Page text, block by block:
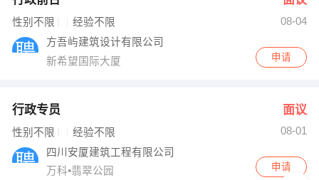
性别不限 经验不限
08-04
方吾屿建筑设计有限公司
新希望国际大厦
申请
行政专员 面议
性别不限 经验不限
08-01
四川安厦建筑工程有限公司
万科•翡翠公园
申请